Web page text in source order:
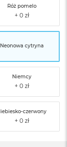
Róż pomelo
Neonowa cytryna
Niemcy
czerwony